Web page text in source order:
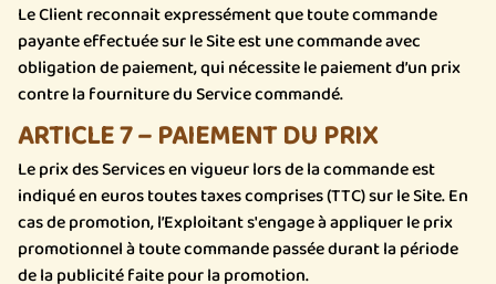
Le Client reconnait expressément que toute commande
payante effectuée sur le Site est une commande avec
obligation de paiement, qui nécessite le paiement d’un prix
contre la fourniture du Service commandé.
ARTICLE 7 – PAIEMENT DU PRIX
Le prix des Services en vigueur lors de la commande est
indiqué en euros toutes taxes comprises (TTC) sur le Site. En
cas de promotion, l’Exploitant s'engage à appliquer le prix
promotionnel à toute commande passée durant la période
de la publicité faite pour la promotion.